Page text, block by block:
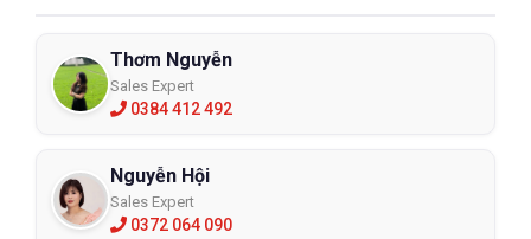
Thơm Nguyễn
Sales Expert
0384 412 492
Nguyễn Hội
Sales Expert
0372 064 090